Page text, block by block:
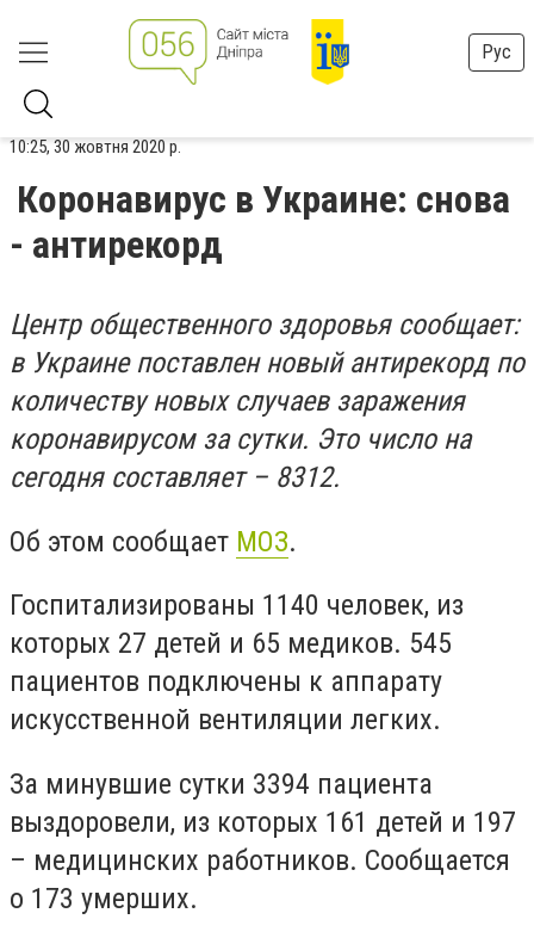
Рус
10:25, 30 жовтня 2020 р.
Коронавирус в Украине: снова
- антирекорд
Центр общественного здоровья сообщает:
в Украине поставлен новый антирекорд по
количеству новых случаев заражения
коронавирусом за сутки. Это число на
сегодня составляет – 8312.
Об этом сообщает МОЗ.
Госпитализированы 1140 человек, из
которых 27 детей и 65 медиков. 545
пациентов подключены к аппарату
искусственной вентиляции легких.
За минувшие сутки 3394 пациента
выздоровели, из которых 161 детей и 197
– медицинских работников. Сообщается
о 173 умерших.